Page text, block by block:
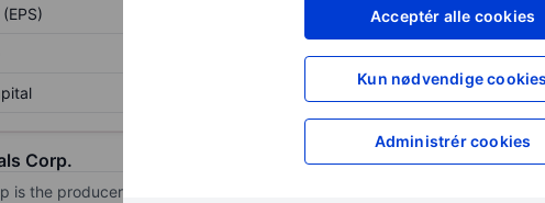
Acceptér alle cookies
Kun nødvendige cookies
Administrér cookies
XXXXXXX
XXXXXXX
XXXXXXX
Corp.
is the producer of rare earth materials in the Western Hemisphere. The